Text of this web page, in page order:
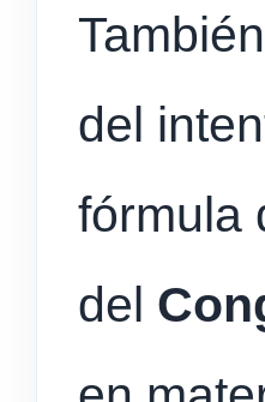
del
fórmula
del